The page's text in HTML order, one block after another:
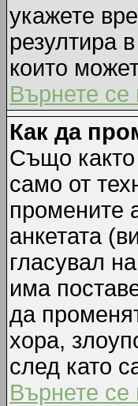
укажете
резултира
които
Върнете се
Как да
Също както
само от
промените
анкетата
гласувал
има
да
хора,
след като
Върнете се